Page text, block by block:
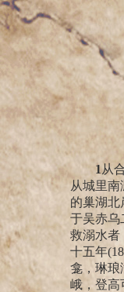
1从
从城里南
的巢湖北
于吴赤乌
救溺水者
十五年
龛，琳琅
峨，登高